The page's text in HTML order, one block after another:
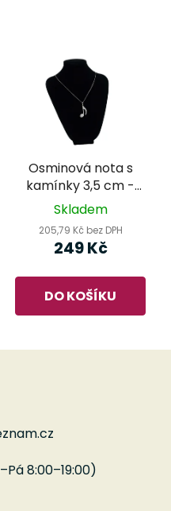
Osminová nota s
kamínky 3,5 cm -
náhrdelník rhodium
Skladem
205,79 Kč bez DPH
249 Kč
DO KOŠÍKU
8:00–19:00)